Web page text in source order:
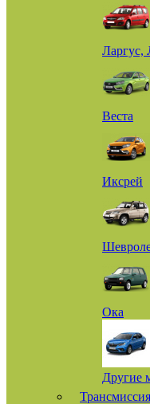
Ларгус,
Веста
Иксрей
Ока
Другие
Трансмиссия